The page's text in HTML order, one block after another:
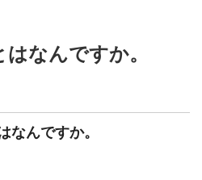
なんですか。
なんですか。